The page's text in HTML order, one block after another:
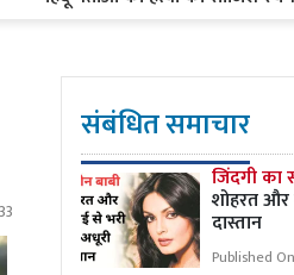
संबंधित समाचार
जिंदगी का
शोहरत और
दास्तान
Published